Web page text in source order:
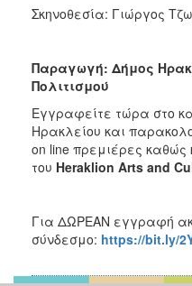
Σκηνοθεσία: Γιώργος
Παραγωγή: Δήμος
Πολιτισμού
Εγγραφείτε τώρα στο
Ηρακλείου και
on line πρεμιέρες
του Heraklion Arts and
Για ΔΩΡΕΑΝ εγγραφή
σύνδεσμο: https://bit.ly/